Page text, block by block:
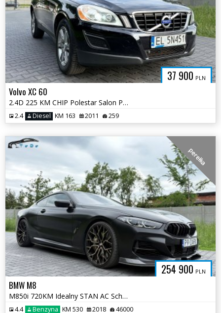
37 900 PLN
Volvo XC 60
2.4D 225 KM CHIP Polestar Salon POLSKA Serwis ASO Summum Opłaty
2.4 Diesel KM 163 2011 259
254 900 PLN
perełka
BMW M8
M850i 720KM Idealny STAN AC Schnitzer Pełna Dokumentacja 2 raporty
4.4 Benzyna KM 530 2018 46000